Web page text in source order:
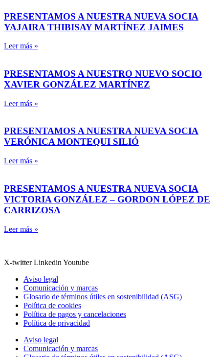
PRESENTAMOS A NUESTRA NUEVA SOCIA
YAJAIRA THIBISAY MARTÍNEZ JAIMES
Leer más »
PRESENTAMOS A NUESTRO NUEVO SOCIO
XAVIER GONZÁLEZ MARTÍNEZ
Leer más »
PRESENTAMOS A NUESTRA NUEVA SOCIA
VERÓNICA MONTEQUI SILIÓ
Leer más »
PRESENTAMOS A NUESTRA NUEVA SOCIA
VICTORIA GONZÁLEZ – GORDON LÓPEZ DE
CARRIZOSA
Leer más »
X-twitter Linkedin Youtube
Aviso legal
Comunicación y marcas
Glosario de términos útiles en sostenibilidad (ASG)
Política de cookies
Política de pagos y cancelaciones
Política de privacidad
Aviso legal
Comunicación y marcas